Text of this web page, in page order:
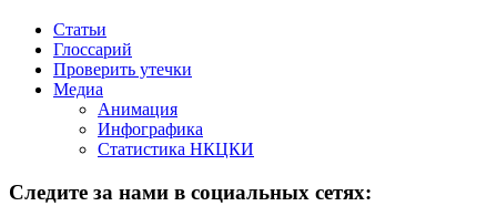
Статьи
Глоссарий
Проверить утечки
Медиа
Анимация
Инфографика
Статистика НКЦКИ
Следите за нами в социальных сетях: